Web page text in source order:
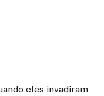
eles invadiram